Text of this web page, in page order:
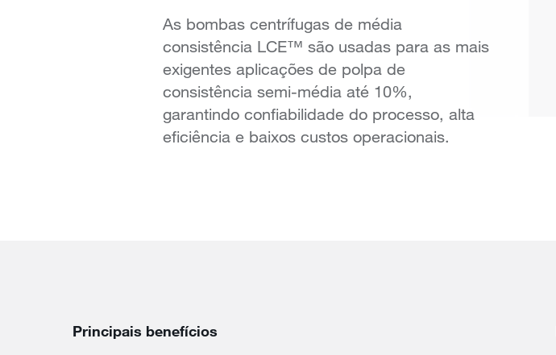
As bombas centrífugas de média
consistência LCE™ são usadas para as mais
exigentes aplicações de polpa de
consistência semi-média até 10%,
garantindo confiabilidade do processo, alta
eficiência e baixos custos operacionais.
Principais benefícios